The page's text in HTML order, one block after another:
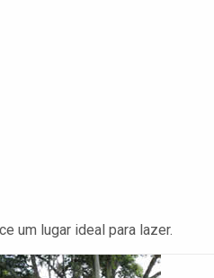
um lugar ideal para lazer.